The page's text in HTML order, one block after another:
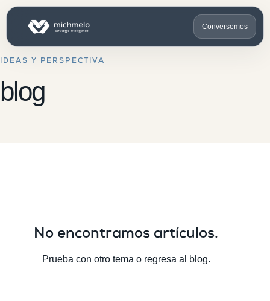
Conversemos
IDEAS Y PERSPECTIVA
blog
No encontramos artículos.
Prueba con otro tema o regresa al blog.